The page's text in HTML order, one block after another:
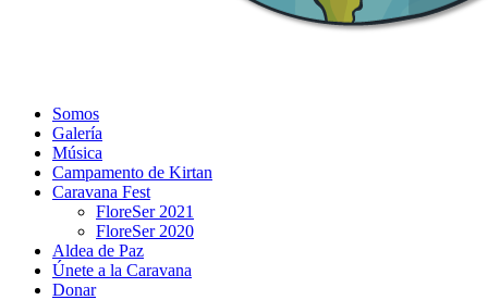
Somos
Galería
Música
Campamento de Kirtan
Caravana Fest
FloreSer 2021
FloreSer 2020
Aldea de Paz
Únete a la Caravana
Donar